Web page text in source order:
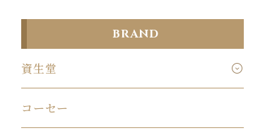
BRAND
資生堂
コーセー